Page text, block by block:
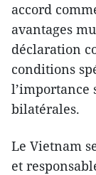
accord
avantages
déclaration
conditions
l’importance
bilatérales.
Le Vietnam
et